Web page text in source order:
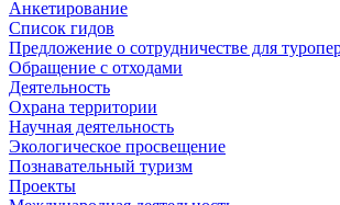
Анкетирование
Список гидов
Предложение о сотрудничестве для
Обращение с отходами
Деятельность
Охрана территории
Научная деятельность
Экологическое просвещение
Познавательный туризм
Проекты